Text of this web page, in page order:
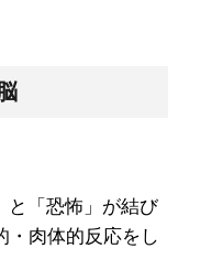
と「恐怖」が結び
・肉体的反応をし